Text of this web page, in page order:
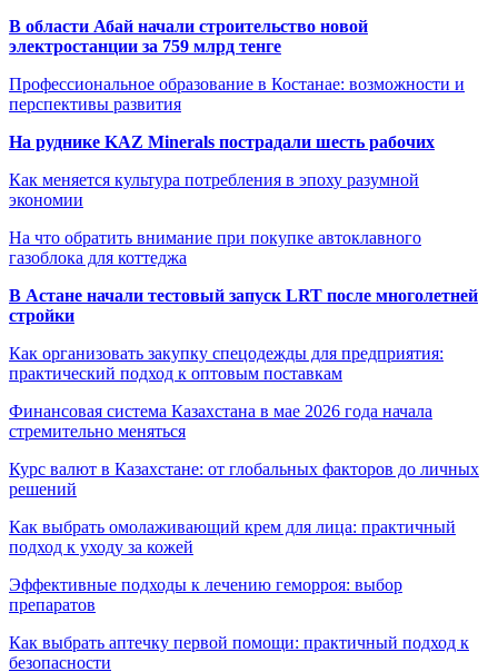
В области Абай начали строительство новой
электростанции за 759 млрд тенге
Профессиональное образование в Костанае: возможности и
перспективы развития
На руднике KAZ Minerals пострадали шесть рабочих
Как меняется культура потребления в эпоху разумной
экономии
На что обратить внимание при покупке автоклавного
газоблока для коттеджа
В Астане начали тестовый запуск LRT после многолетней
стройки
Как организовать закупку спецодежды для предприятия:
практический подход к оптовым поставкам
Финансовая система Казахстана в мае 2026 года начала
стремительно меняться
Курс валют в Казахстане: от глобальных факторов до личных
решений
Как выбрать омолаживающий крем для лица: практичный
подход к уходу за кожей
Эффективные подходы к лечению геморроя: выбор
препаратов
Как выбрать аптечку первой помощи: практичный подход к
безопасности